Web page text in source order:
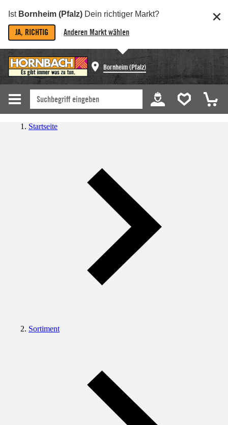
Ist Bornheim (Pfalz) Dein richtiger Markt?
JA, RICHTIG Anderen Markt wählen
Bornheim (Pfalz)
Startseite
Sortiment